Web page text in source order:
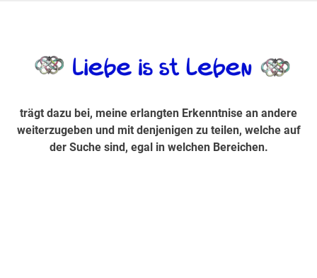
Suche sind, egal in welchen Bereichen.
trägt dazu bei, meine erlangten Erkenntnise an andere
weiterzugeben und mit denjenigen zu teilen, welche auf
der Suche sind, egal in welchen Bereichen.